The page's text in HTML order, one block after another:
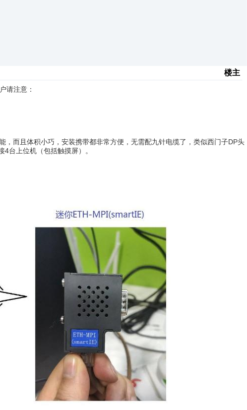
楼主
请注意：
而且体积小巧，安装携带都非常方便，无需配九针电缆了，类似西门子DP头
台上位机（包括触摸屏）。